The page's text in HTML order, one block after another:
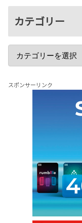
カテゴリー
スポンサーリンク